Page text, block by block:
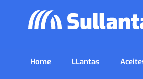
Home LLantas